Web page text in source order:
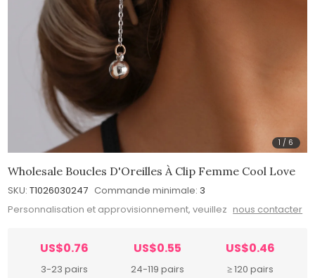
1 / 6
Wholesale Boucles D'Oreilles À Clip Femme Cool Love
SKU: T1026030247 Commande minimale: 3
Personnalisation et approvisionnement, veuillez nous contacter
US$0.76
3-23 pairs
US$0.55
24-119 pairs
US$0.46
≥ 120 pairs